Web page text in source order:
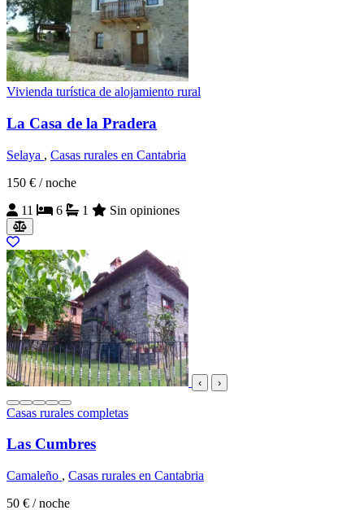
Vivienda turística de alojamiento rural
La Casa de la Pradera
Selaya , Casas rurales en Cantabria
150 € / noche
11
6 1 Sin opiniones
‹ ›
Casas rurales completas
Las Cumbres
Camaleño , Casas rurales en Cantabria
50 € / noche